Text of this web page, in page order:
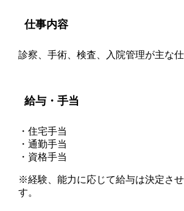
仕事内容
診察、手術、検査、入院管理が主な
給与・手当
・住宅手当
・通勤手当
・資格手当
※経験、能力に応じて給与は決定さ
す。